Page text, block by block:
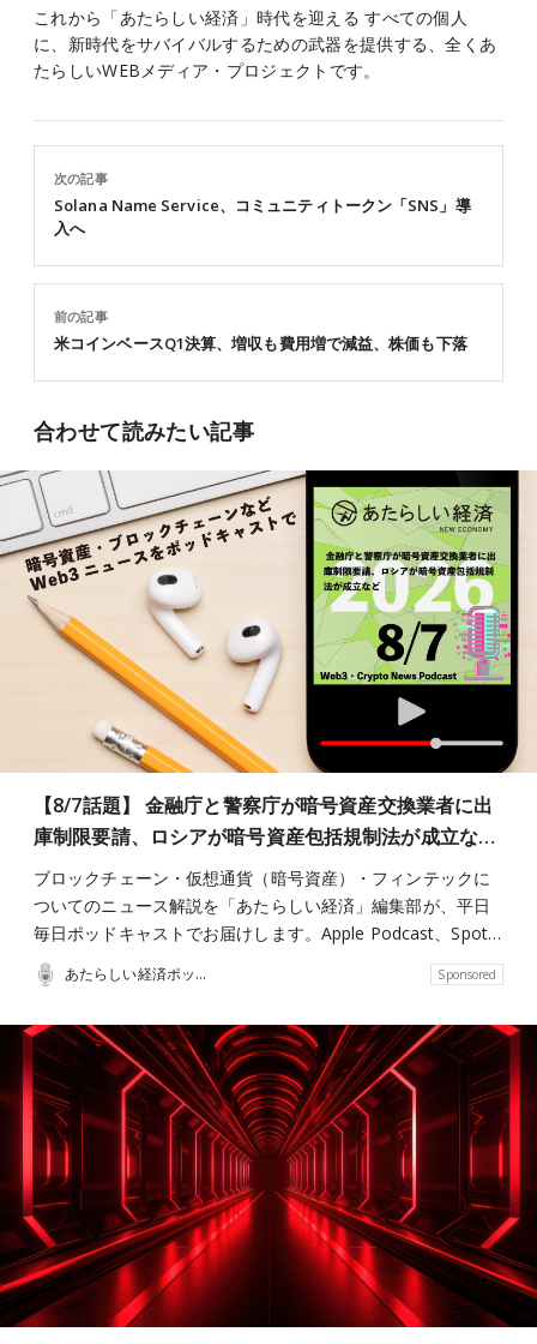
これから「あたらしい経済」時代を迎える すべての個人
に、新時代をサバイバルするための武器を提供する、全くあ
たらしいWEBメディア・プロジェクトです。
前の記事
米コインベースQ1決算、増収も費用増で減益、株価も下落
次の記事
Solana Name Service、コミュニティトークン「SNS」導
入へ
合わせて読みたい記事
【8/7話題】 金融庁と警察庁が暗号資産交換業者に出
庫制限要請、ロシアが暗号資産包括規制法が成立な…
ブロックチェーン・仮想通貨（暗号資産）・フィンテックに
ついてのニュース解説を「あたらしい経済」編集部が、平日
毎日ポッドキャストでお届けします。Apple Podcast、Spot…
あたらしい経済ポッドキャスト Sponsored